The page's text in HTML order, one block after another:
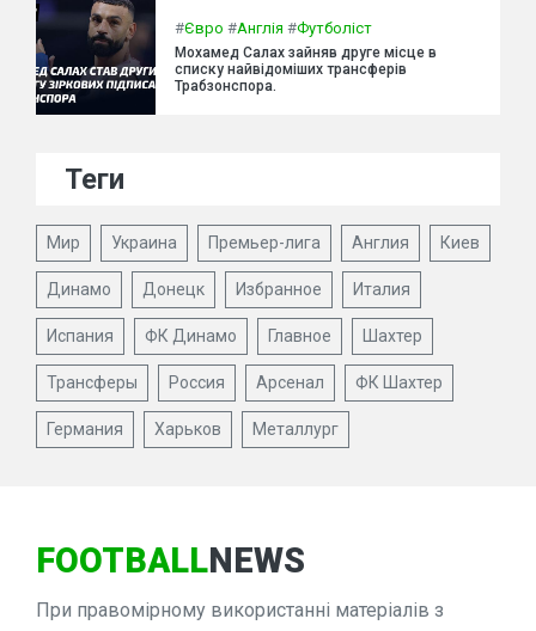
#Євро #Англія #Футболіст
Мохамед Салах зайняв друге місце в
списку найвідоміших трансферів
Трабзонспора.
Теги
Мир Украина Премьер-лига Англия Киев
Динамо Донецк Избранное Италия
Испания ФК Динамо Главное Шахтер
Трансферы Россия Арсенал ФК Шахтер
Германия Харьков Металлург
FOOTBALLNEWS
При правомірному використанні матеріалів з